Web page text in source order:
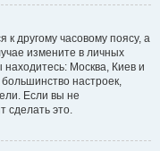
другому часовому поясу, а
измените в личных
находитесь: Москва, Киев и
большинство настроек,
Если вы не
сделать это.